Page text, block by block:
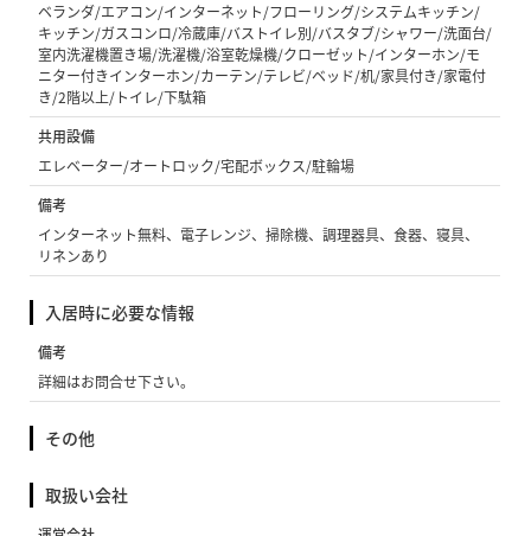
ベランダ/エアコン/インターネット/フローリング/システムキッチン/
キッチン/ガスコンロ/冷蔵庫/バストイレ別/バスタブ/シャワー/洗面台/
室内洗濯機置き場/洗濯機/浴室乾燥機/クローゼット/インターホン/モ
ニター付きインターホン/カーテン/テレビ/ベッド/机/家具付き/家電付
き/2階以上/トイレ/下駄箱
共用設備
エレベーター/オートロック/宅配ボックス/駐輪場
備考
インターネット無料、電子レンジ、掃除機、調理器具、食器、寝具、
リネンあり
入居時に必要な情報
備考
詳細はお問合せ下さい。
その他
取扱い会社